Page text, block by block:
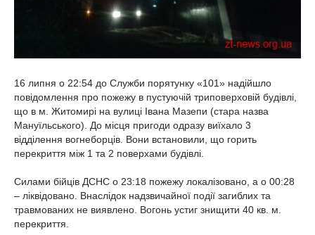
16 липня о 22:54 до Служби порятунку «101» надійшло
повідомлення про пожежу в пустуючій триповерховій будівлі,
що в м. Житомирі на вулиці Івана Мазепи (стара назва
Мануїльського). До місця пригоди одразу виїхало 3
відділення вогнеборців. Вони встановили, що горить
перекриття між 1 та 2 поверхами будівлі.
Силами бійців ДСНС о 23:18 пожежу локалізовано, а о 00:28
– ліквідовано. Внаслідок надзвичайної події загиблих та
травмованих не виявлено. Вогонь устиг знищити 40 кв. м.
перекриття.